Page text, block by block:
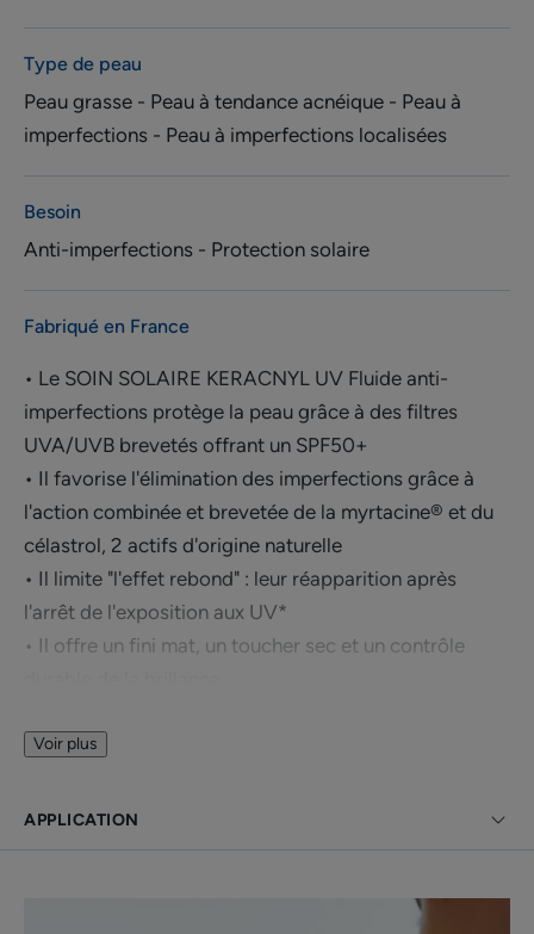
Type de peau
Peau grasse - Peau à tendance acnéique - Peau à
imperfections - Peau à imperfections localisées
Besoin
Anti-imperfections - Protection solaire
Fabriqué en France
• Le SOIN SOLAIRE KERACNYL UV Fluide anti-
imperfections protège la peau grâce à des filtres
UVA/UVB brevetés offrant un SPF50+
• Il favorise l'élimination des imperfections grâce à
l'action combinée et brevetée de la myrtacine® et du
célastrol, 2 actifs d'origine naturelle
• Il limite "l'effet rebond" : leur réapparition après
l'arrêt de l'exposition aux UV*
• Il offre un fini mat, un toucher sec et un contrôle
traces blanches et constitue une bonne base de
• Il convient aux adultes et adolescents dès l'âge de 12
ans
Voir plus
APPLICATION